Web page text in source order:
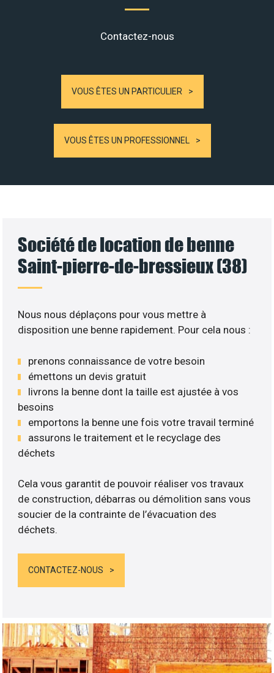
Contactez-nous
VOUS ÊTES UN PARTICULIER
VOUS ÊTES UN PROFESSIONNEL
Société de location de benne
Saint-pierre-de-bressieux (38)
Nous nous déplaçons pour vous mettre à
disposition une benne rapidement. Pour cela nous :
prenons connaissance de votre besoin
émettons un devis gratuit
livrons la benne dont la taille est ajustée à vos
besoins
emportons la benne une fois votre travail terminé
assurons le traitement et le recyclage des
déchets
Cela vous garantit de pouvoir réaliser vos travaux
de construction, débarras ou démolition sans vous
soucier de la contrainte de l’évacuation des
déchets.
CONTACTEZ-NOUS